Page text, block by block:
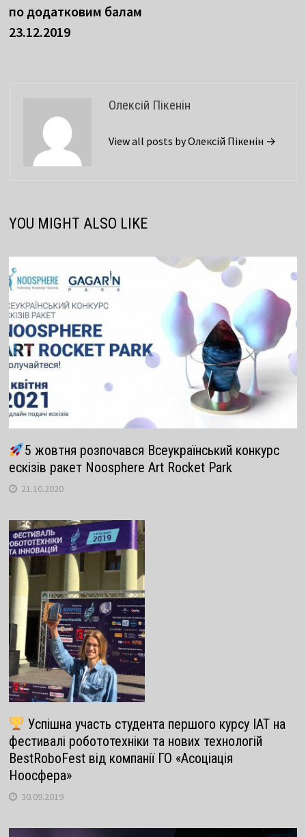
по додатковим балам
23.12.2019
Олексій Пікенін
View all posts by Олексій Пікенін →
YOU MIGHT ALSO LIKE
5 жовтня розпочався Всеукраїнський конкурс
ескізів ракет Noosphere Art Rocket Park
21.10.2020
Успішна участь студента першого курсу ІАТ на
фестивалі робототехніки та нових технологій
BestRoboFest від компанії ГО «Асоціація
Ноосфера»
30.09.2019